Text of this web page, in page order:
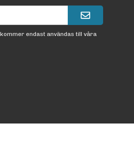
endast användas till våra